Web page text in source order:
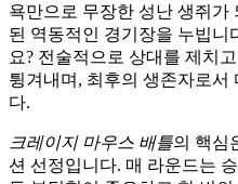
욕만으로 무장한 성난 생쥐가
된 역동적인 경기장을 누빕니
요? 전술적으로 상대를 제치
튕겨내며, 최후의 생존자로서
다.
크레이지 마우스 배틀의 핵심
션 선정입니다. 매 라운드는